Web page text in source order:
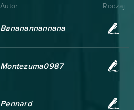
Autor Rodzaj
Bananannannana
Montezuma0987
Pennard